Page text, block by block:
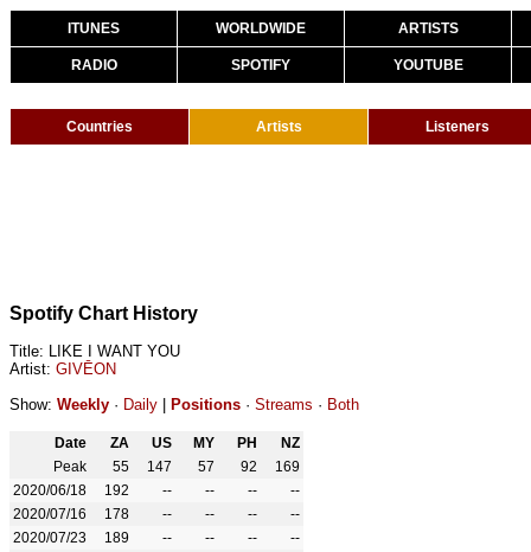
ITUNES WORLDWIDE ARTISTS
RADIO SPOTIFY YOUTUBE
Countries Artists Listeners
Spotify Chart History
Title: LIKE I WANT YOU
Artist: GIVĒON
Show: Weekly · Daily Positions · Streams · Both
Date ZA US MY PH
NZ
Peak
55 147 57 92
169
2020/06/18
192 -- -- --
--
2020/07/16
178 -- -- --
--
2020/07/23
189 -- -- --
--